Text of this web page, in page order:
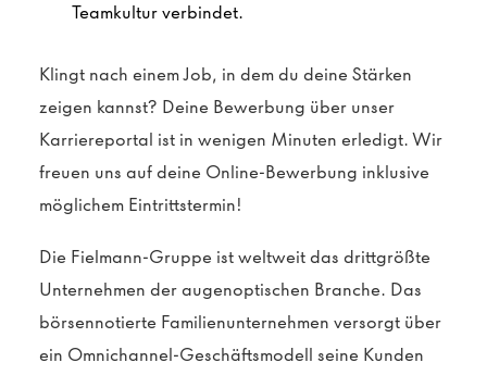
Teamkultur verbindet.
Klingt nach einem Job, in dem du deine Stärken
zeigen kannst? Deine Bewerbung über unser
Karriereportal ist in wenigen Minuten erledigt. Wir
freuen uns auf deine Online-Bewerbung inklusive
möglichem Eintrittstermin!
Die Fielmann-Gruppe ist weltweit das drittgrößte
Unternehmen der augenoptischen Branche. Das
börsennotierte Familienunternehmen versorgt über
ein Omnichannel-Geschäftsmodell seine Kunden